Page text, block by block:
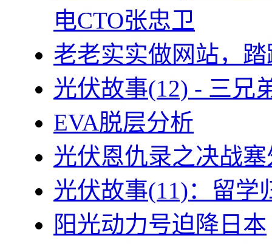
电CTO张忠卫
老老实实做网站，
光伏故事(12) - 三兄
EVA脱层分析
光伏恩仇录之决战
光伏故事(11)：留学
阳光动力号迫降日本